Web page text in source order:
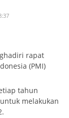
rapat
(PMI)
tahun
melakukan